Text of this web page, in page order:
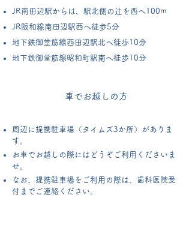
JR南田辺駅からは、駅北側の辻を西へ100m
JR阪和線南田辺駅西へ徒歩5分
地下鉄御堂筋線西田辺駅北へ徒歩10分
地下鉄御堂筋線昭和町駅南へ徒歩10分
車でお越しの方
周辺に提携駐車場（タイムズ3か所）がありま
す。
お車でお越しの際にはどうぞご利用くださいま
せ。
なお、提携駐車場をご利用の際は、歯科医院受
付までご連絡ください。